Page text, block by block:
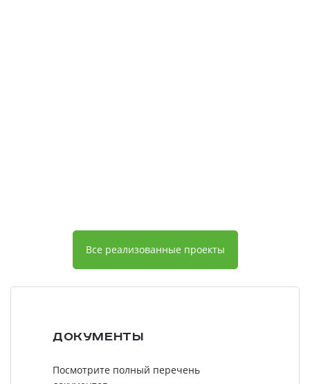
Все реализованные проекты
Документы
Посмотрите полный перечень